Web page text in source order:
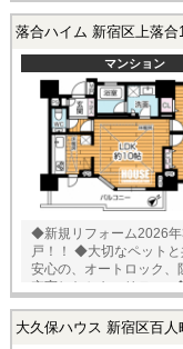
場：無料 ▽リフォーム内容 ●トイレ新規 ●洗面台新規 ●浴室（水栓交
1台設置（LDK） ●ク
●建具補修 他 （2026年
落合ハイム 新宿区上落合
マンション
◆新規リフォーム2026年
戸！！ ◆大切なペットと共にお過ごしいただけます！ ◆女性やお子様も
安心の、オートロック、
充実したセキュリティ♪ ◆システムキッチンには食器洗浄乾燥機、ディス
時期に足元からあたため
大久保ハウス 新宿区百